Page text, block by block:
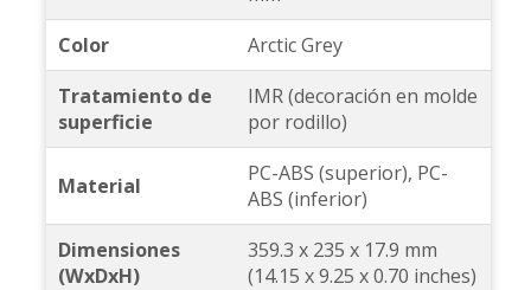
Color
Arctic Grey
Tratamiento de
superficie
IMR (decoración en molde
por rodillo)
Material
PC-ABS (superior), PC-
ABS (inferior)
Dimensiones
(WxDxH)
359.3 x 235 x 17.9 mm
(14.15 x 9.25 x 0.70 inches)